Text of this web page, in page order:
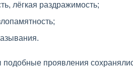
лёгкая раздражимость;
подобные проявления